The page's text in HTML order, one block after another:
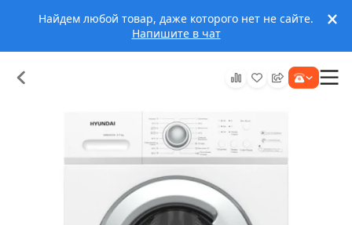
Найдем любой товар, даже которого нет не сайте.
Напишите в чат